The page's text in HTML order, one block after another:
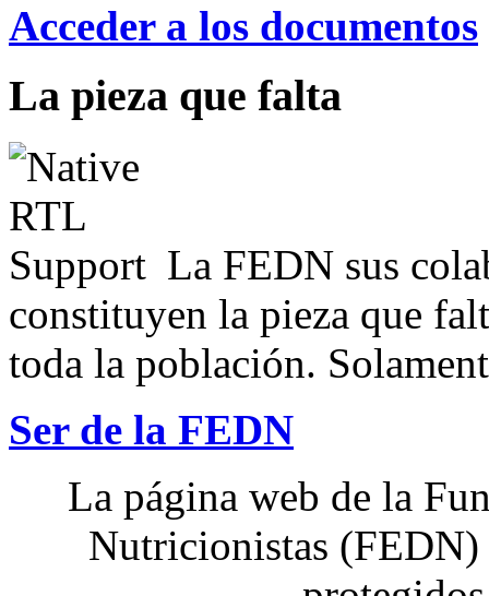
Acceder a los documentos
La pieza que falta
La FEDN sus
constituyen la pieza que
toda la población.
Ser de la FEDN
La página web de la
Nutricionistas (FEDN)